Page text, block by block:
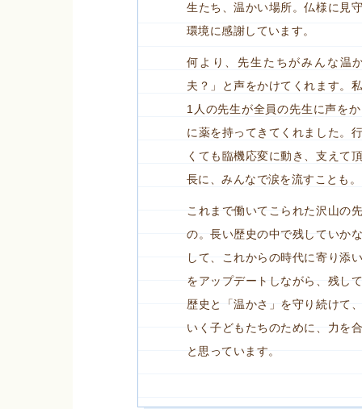
生たち、温かい場所。仏様に見
環境に感謝しています。
何より、先生たちがみんな温
夫？」と声をかけてくれます。
1人の先生が全員の先生に声を
に薬を持ってきてくれました。
くても臨機応変に動き、支えて
長に、みんなで涙を流すことも。
これまで働いてこられた沢山の
の。長い歴史の中で残していか
して、これからの時代に寄り添
をアップデートしながら、残し
歴史と「温かさ」を守り続けて
いく子どもたちのために、力を
と思っています。